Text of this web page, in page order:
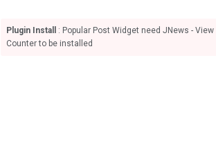
Plugin Install
: Popular Post Widget need JNews - View
Counter to be installed